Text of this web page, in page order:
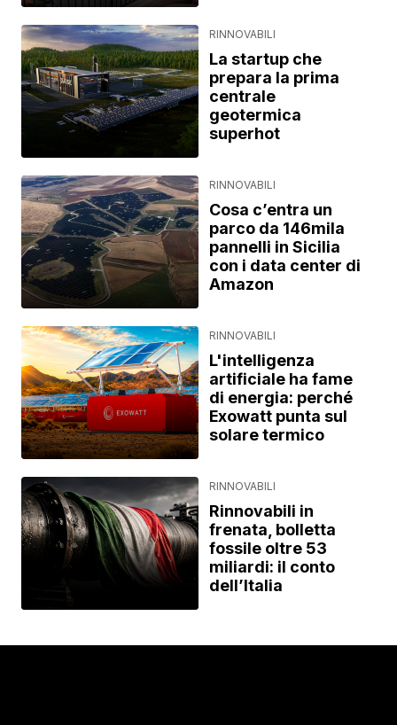
RINNOVABILI
La startup che
prepara la prima
centrale
geotermica
superhot
RINNOVABILI
Cosa c’entra un
parco da 146mila
pannelli in Sicilia
con i data center di
Amazon
RINNOVABILI
L'intelligenza
artificiale ha fame
di energia: perché
Exowatt punta sul
solare termico
RINNOVABILI
Rinnovabili in
frenata, bolletta
fossile oltre 53
miliardi: il conto
dell’Italia